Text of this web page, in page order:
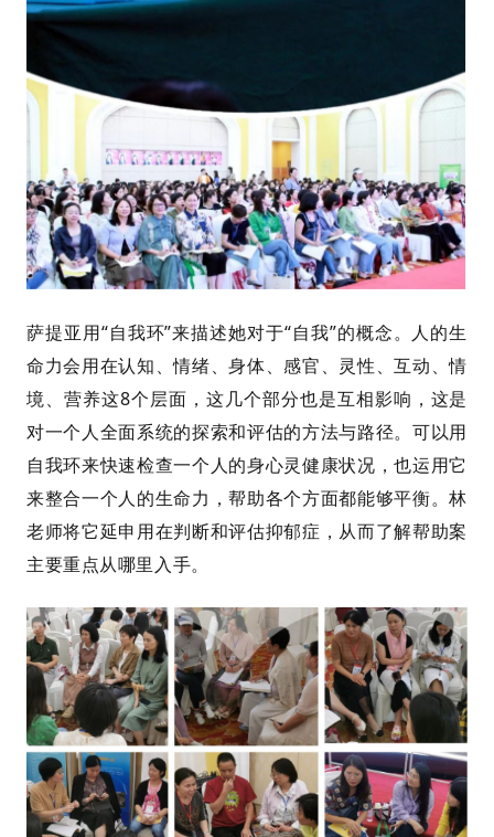
萨提亚用“自我环”来描述她对于“自我”的概念。 人的生
命力会用在认知、情绪、身体、感官、灵性、互动、情
境、营养这8个层面，这几个部分也是互相影响， 这是
对一个人全面系统的探索和评估的方法与路径。可以用
自我环来快速检查一个人的身心灵健康状况，也运用它
来整合一个人的生命力，帮助各个方面都能够平衡。林
老师将它延申用在判断和评估抑郁症 ，从而了解帮助案
主要重点从哪里入手。